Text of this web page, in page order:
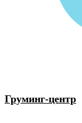
Груминг-центр